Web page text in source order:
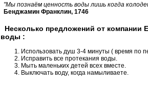
"Мы познаём ценность воды лишь когда
Бенджамин Франклин, 1746
Несколько предложений от компании
воды :
Использовать душ 3-4 минуты ( время по
Исправить все протекания воды.
Мыть маленьких детей всех вместе.
Выключать воду, когда намыливаете.